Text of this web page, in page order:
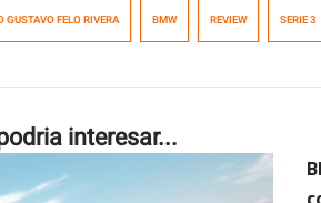
GUSTAVO FELO RIVERA BMW REVIEW SERIE 3
interesar...